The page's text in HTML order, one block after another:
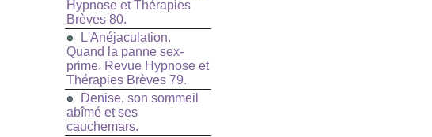
Hypnose et Thérapies
Brèves 80.
L'Anéjaculation.
Quand la panne sex-
prime. Revue Hypnose et
Thérapies Brèves 79.
Denise, son sommeil
abîmé et ses
cauchemars.